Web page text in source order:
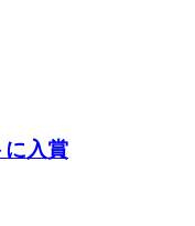
に入賞